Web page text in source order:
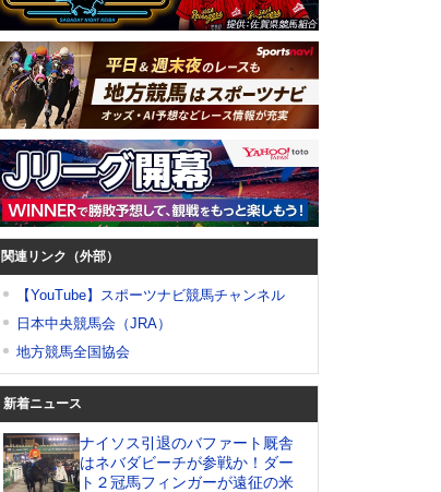
関連リンク（外部）
【YouTube】スポーツナビ競馬チャンネル
日本中央競馬会（JRA）
地方競馬全国協会
新着ニュース
ナイソス引退のバファート厩舎
はネバダビーチが参戦か！ダー
ト２冠馬フィンガーが遠征の米